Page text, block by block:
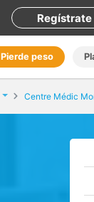
Regístrate
Pierde peso
Centre Médic